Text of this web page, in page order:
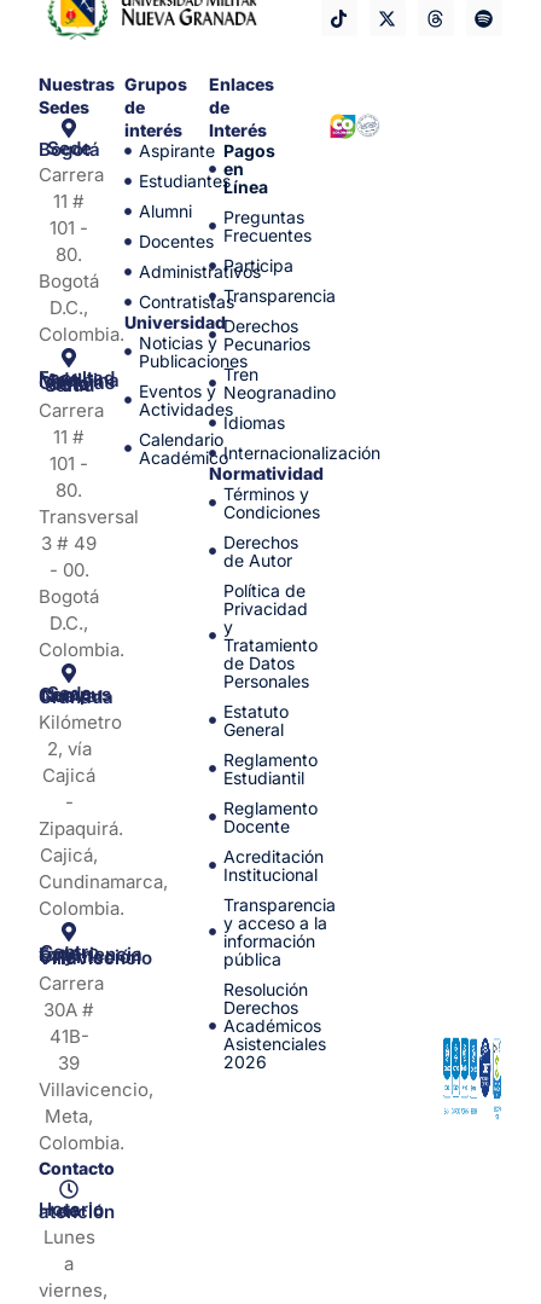
Nuestras
Sedes
Sede Bogotá
Carrera
11 #
101 -
80.
Bogotá
D.C.,
Colombia.
Facultad de Medicina y Ciencias de la Salud
Carrera
11 #
101 -
80.
Transversal
3 # 49
- 00.
Bogotá
D.C.,
Colombia.
Sede Campus Nueva Granada
Kilómetro
2, vía
Cajicá
-
Zipaquirá.
Cajicá,
Cundinamarca,
Colombia.
Centro de Experiencia y Orientación Villavicencio
Carrera
30A #
41B-
39
Villavicencio,
Meta,
Colombia.
Contacto
Horario de atención
Lunes
a
viernes,
Grupos
de
interés
Aspirante
Estudiantes
Alumni
Docentes
Administrativos
Contratistas
Universidad
Noticias y
Publicaciones
Eventos y
Actividades
Calendario
Académico
Enlaces
de
Interés
Pagos
en
Línea
Preguntas
Frecuentes
Participa
Transparencia
Derechos
Pecunarios
Tren
Neogranadino
Idiomas
Internacionalización
Normatividad
Términos y
Condiciones
Derechos
de Autor
Política de
Privacidad
y
Tratamiento
de Datos
Personales
Estatuto
General
Reglamento
Estudiantil
Reglamento
Docente
Acreditación
Institucional
Transparencia
y acceso a la
información
pública
Resolución
Derechos
Académicos
Asistenciales
2026